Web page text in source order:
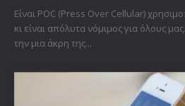
Είναι POC (Press Over Cellular)
κι είναι απόλυτα νόμιμος για όλους
την μια άκρη της...